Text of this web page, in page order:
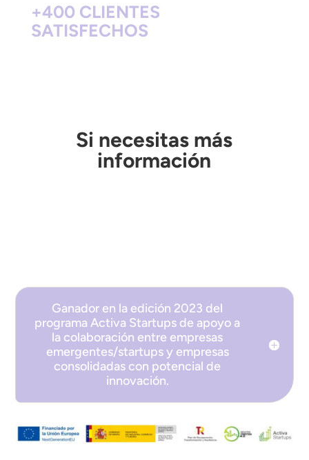
+400 CLIENTES
SATISFECHOS
Si necesitas más
información
Ganador en la edición 2023 del
programa Activa Startups de apoyo a
la colaboración entre empresas
emergentes/startups y empresas
consolidadas con potencial de
innovación.